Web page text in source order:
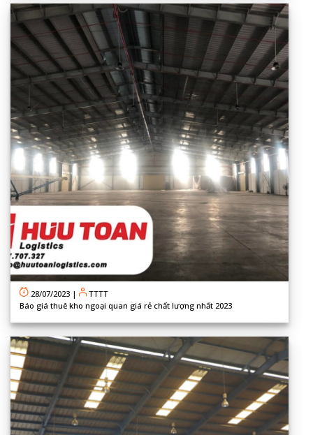
28/07/2023 |
TTTT
Báo giá thuê kho ngoại quan giá rẻ chất lượng nhất 2023